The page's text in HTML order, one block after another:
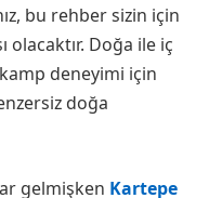
bu rehber sizin için
olacaktır. Doğa ile iç
deneyimi için
doğa
gelmişken Kartepe